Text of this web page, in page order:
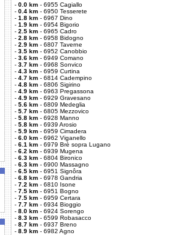
- 0.0 km - 6955 Cagiallo
- 0.4 km - 6950 Tesserete
- 1.8 km - 6967 Dino
- 1.9 km - 6954 Bigorio
- 2.5 km - 6965 Cadro
- 2.8 km - 6958 Bidogno
- 2.9 km - 6807 Taverne
- 3.5 km - 6952 Canobbio
- 3.6 km - 6949 Comano
- 3.7 km - 6968 Sonvico
- 4.3 km - 6959 Curtina
- 4.7 km - 6814 Cadempino
- 4.8 km - 6806 Sigirino
- 4.9 km - 6963 Pregassona
- 4.9 km - 6929 Gravesano
- 5.6 km - 6809 Medeglia
- 5.7 km - 6805 Mezzovico
- 5.8 km - 6928 Manno
- 5.8 km - 6939 Arosio
- 5.9 km - 6959 Cimadera
- 6.0 km - 6962 Viganello
- 6.1 km - 6979 Brè sopra Lugano
- 6.2 km - 6939 Mugena
- 6.3 km - 6804 Bironico
- 6.3 km - 6900 Massagno
- 6.5 km - 6951 Signôra
- 6.8 km - 6978 Gandria
- 7.2 km - 6810 Isone
- 7.5 km - 6951 Bogno
- 7.5 km - 6959 Certara
- 7.7 km - 6934 Bioggio
- 8.0 km - 6924 Sorengo
- 8.3 km - 6599 Robasacco
- 8.7 km - 6937 Breno
- 8.9 km - 6982 Agno